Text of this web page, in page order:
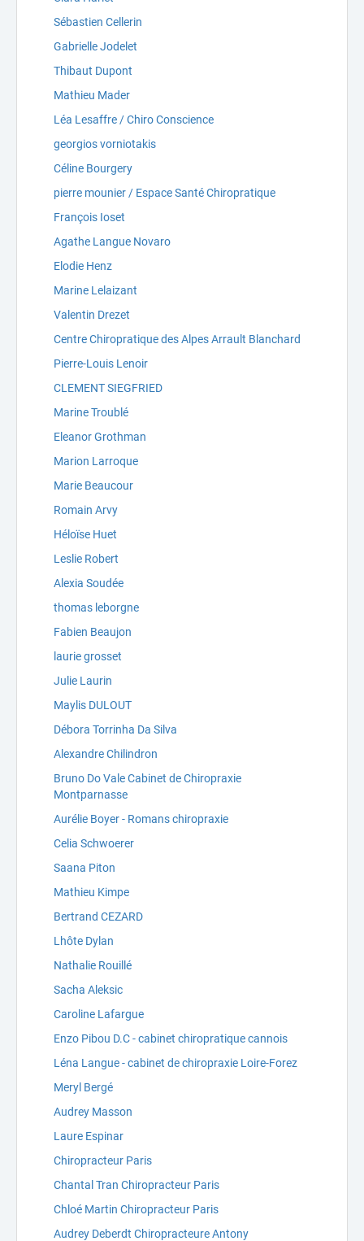
Sébastien Cellerin
Gabrielle Jodelet
Thibaut Dupont
Mathieu Mader
Léa Lesaffre / Chiro Conscience
georgios vorniotakis
Céline Bourgery
pierre mounier / Espace Santé Chiropratique
François Ioset
Agathe Langue Novaro
Elodie Henz
Marine Lelaizant
Valentin Drezet
Centre Chiropratique des Alpes Arrault Blanchard
Pierre-Louis Lenoir
CLEMENT SIEGFRIED
Marine Troublé
Eleanor Grothman
Marion Larroque
Marie Beaucour
Romain Arvy
Héloïse Huet
Leslie Robert
Alexia Soudée
thomas leborgne
Fabien Beaujon
laurie grosset
Julie Laurin
Maylis DULOUT
Débora Torrinha Da Silva
Alexandre Chilindron
Bruno Do Vale Cabinet de Chiropraxie
Montparnasse
Aurélie Boyer - Romans chiropraxie
Celia Schwoerer
Saana Piton
Mathieu Kimpe
Bertrand CEZARD
Lhôte Dylan
Nathalie Rouillé
Sacha Aleksic
Caroline Lafargue
Enzo Pibou D.C - cabinet chiropratique cannois
Léna Langue - cabinet de chiropraxie Loire-Forez
Meryl Bergé
Audrey Masson
Laure Espinar
Chiropracteur Paris
Chantal Tran Chiropracteur Paris
Chloé Martin Chiropracteur Paris
Audrey Deberdt Chiropracteure Antony